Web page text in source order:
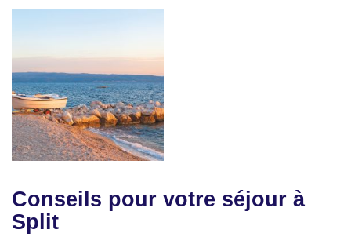
Conseils pour votre séjour à
Split